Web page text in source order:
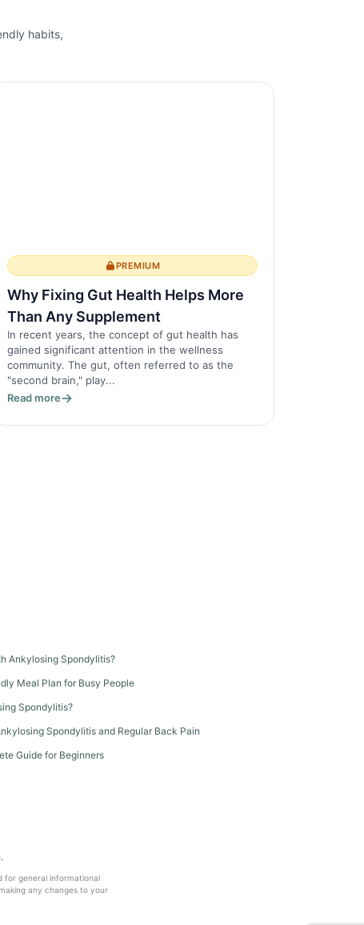
habits,
PREMIUM
Why Fixing Gut Health Helps More
Than Any Supplement
In recent years, the concept of gut health has
gained significant attention in the wellness
community. The gut, often referred to as the
"second brain," play...
Read more
Ankylosing Spondylitis?
Meal Plan for Busy People
Spondylitis?
Spondylitis and Regular Back Pain
Guide for Beginners
for general informational
any changes to your